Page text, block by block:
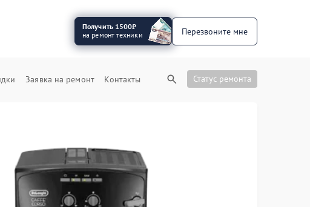
Получить 1500₽
на ремонт техники
Перезвоните мне
Заявка на ремонт Контакты Статус ремонта